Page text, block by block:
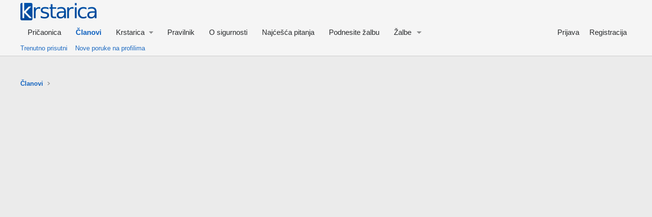
Pričaonica Članovi Krstarica Pravilnik O sigurnosti Najćešća pitanja Podnesite žalbu Žalbe Prijava Registracija
Trenutno prisutni Nove poruke na profilima
Članovi